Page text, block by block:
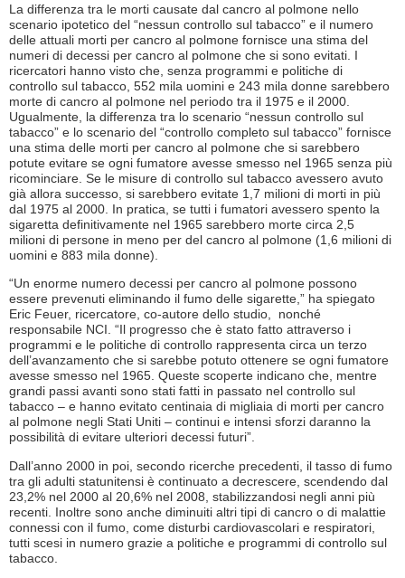
La differenza tra le morti causate dal cancro al polmone nello
scenario ipotetico del “nessun controllo sul tabacco” e il numero
delle attuali morti per cancro al polmone fornisce una stima del
numeri di decessi per cancro al polmone che si sono evitati. I
ricercatori hanno visto che, senza programmi e politiche di
controllo sul tabacco, 552 mila uomini e 243 mila donne sarebbero
morte di cancro al polmone nel periodo tra il 1975 e il 2000.
Ugualmente, la differenza tra lo scenario “nessun controllo sul
tabacco” e lo scenario del “controllo completo sul tabacco” fornisce
una stima delle morti per cancro al polmone che si sarebbero
potute evitare se ogni fumatore avesse smesso nel 1965 senza più
ricominciare. Se le misure di controllo sul tabacco avessero avuto
già allora successo, si sarebbero evitate 1,7 milioni di morti in più
dal 1975 al 2000. In pratica, se tutti i fumatori avessero spento la
sigaretta definitivamente nel 1965 sarebbero morte circa 2,5
milioni di persone in meno per del cancro al polmone (1,6 milioni di
uomini e 883 mila donne).
“Un enorme numero decessi per cancro al polmone possono
essere prevenuti eliminando il fumo delle sigarette,” ha spiegato
Eric Feuer, ricercatore, co-autore dello studio, nonché
responsabile NCI. “Il progresso che è stato fatto attraverso i
programmi e le politiche di controllo rappresenta circa un terzo
dell’avanzamento che si sarebbe potuto ottenere se ogni fumatore
avesse smesso nel 1965. Queste scoperte indicano che, mentre
grandi passi avanti sono stati fatti in passato nel controllo sul
tabacco – e hanno evitato centinaia di migliaia di morti per cancro
al polmone negli Stati Uniti – continui e intensi sforzi daranno la
possibilità di evitare ulteriori decessi futuri”.
Dall’anno 2000 in poi, secondo ricerche precedenti, il tasso di fumo
tra gli adulti statunitensi è continuato a decrescere, scendendo dal
23,2% nel 2000 al 20,6% nel 2008, stabilizzandosi negli anni più
recenti. Inoltre sono anche diminuiti altri tipi di cancro o di malattie
connessi con il fumo, come disturbi cardiovascolari e respiratori,
tutti scesi in numero grazie a politiche e programmi di controllo sul
tabacco.